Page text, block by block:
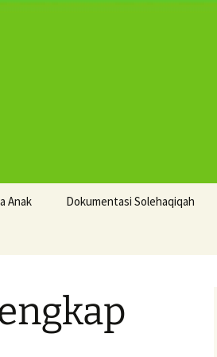
Anak Dokumentasi Solehaqiqah